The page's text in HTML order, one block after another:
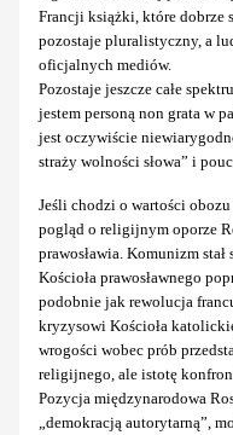
Francji książki, które dobrze
pozostaje pluralistyczny, a
oficjalnych mediów.
Pozostaje jeszcze całe
jestem personą non grata w
jest oczywiście
straży wolności słowa” i
Jeśli chodzi o wartości
pogląd o religijnym oporze
prawosławia. Komunizm
Kościoła prawosławnego
podobnie jak rewolucja
kryzysowi Kościoła
wrogości wobec prób
religijnego, ale istotę
Pozycja międzynarodowa
„demokracją autorytarną”,